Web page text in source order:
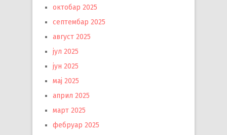
октобар 2025
септембар 2025
август 2025
јул 2025
јун 2025
мај 2025
април 2025
март 2025
фебруар 2025